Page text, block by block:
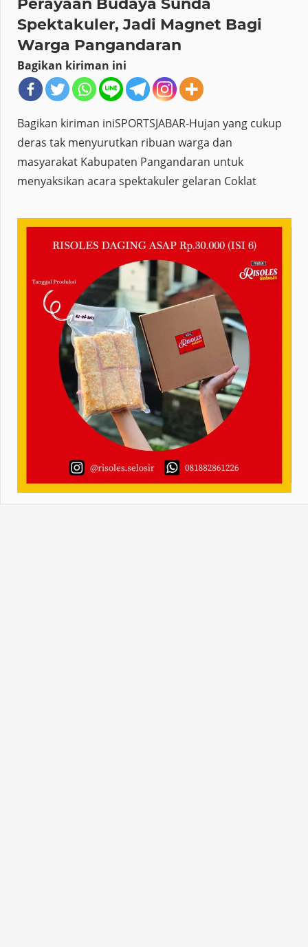
Perayaan Budaya Sunda
Spektakuler, Jadi Magnet Bagi
Warga Pangandaran
Bagikan kiriman ini
Bagikan kiriman iniSPORTSJABAR-Hujan yang cukup
deras tak menyurutkan ribuan warga dan
masyarakat Kabupaten Pangandaran untuk
menyaksikan acara spektakuler gelaran Coklat